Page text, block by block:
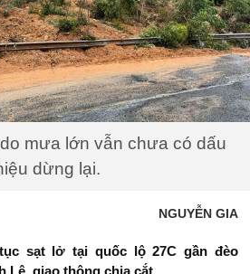
mưa lớn vẫn chưa có dấu
dừng lại.
NGUYỄN GIA
sạt lở tại quốc lộ 27C gần đèo